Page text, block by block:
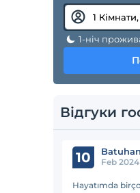
1-ніч
Відгуки
10 Batuhan
Feb 2024
Hayatımda